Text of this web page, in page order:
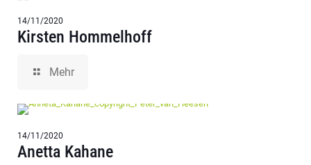
14/11/2020
Kirsten Hommelhoff
Mehr
14/11/2020
Anetta Kahane